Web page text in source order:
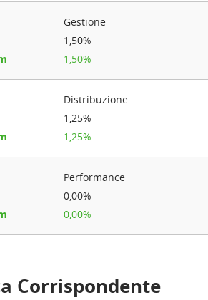
Gestione
1,50%
1,50%
Distribuzione
1,25%
1,25%
Performance
0,00%
0,00%
Corrispondente